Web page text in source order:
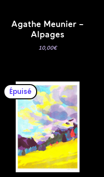
Agathe Meunier –
Alpages
10,00€
Épuisé